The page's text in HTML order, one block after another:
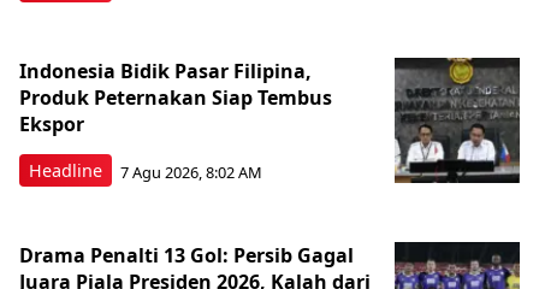
Headline
Indonesia Bidik Pasar Filipina,
Produk Peternakan Siap Tembus
Ekspor
7 Agu 2026, 8:02 AM
Drama Penalti 13 Gol: Persib Gagal
Juara Piala Presiden 2026, Kalah dari